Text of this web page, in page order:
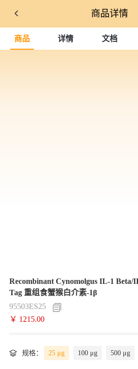
商品详情
商品 详情 文档
Recombinant Cynomolgus IL-1 Beta/
Tag 重组食蟹猴白介素-1β
95503ES25
￥ 1215.00
规格： 25 μg 100 μg 500 μg